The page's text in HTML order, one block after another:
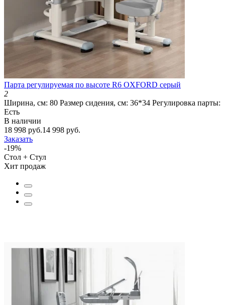
Парта регулируемая по высоте R6 OXFORD серый
2
Ширина, см: 80 Размер сидения, см: 36*34 Регулировка парты:
Есть
В наличии
18 998 руб.14 998 руб.
Заказать
-19%
Стол + Стул
Хит продаж